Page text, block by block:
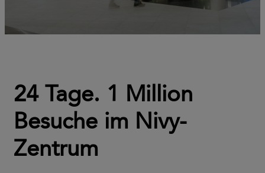
24 Tage. 1 Million
Besuche im Nivy-
Zentrum